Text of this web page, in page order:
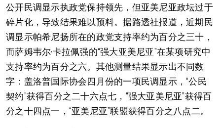
公开民调显示执政党保持领先，但亚美尼亚政坛过于
碎片化，导致结果难以预料。据路透社报道，近期民
调显示帕希尼扬所在的政党支持率约为百分之三十，
而萨姆韦尔·卡拉佩强的“强大亚美尼亚”在某项研究中
支持率约为百分之六。其他测量结果显示出不同数
字：盖洛普国际协会四月份的一项民调显示，“公民
契约”获得百分之二十六点七，“强大亚美尼亚”获得百
分之十四点一，“亚美尼亚”联盟获得百分之八点二。